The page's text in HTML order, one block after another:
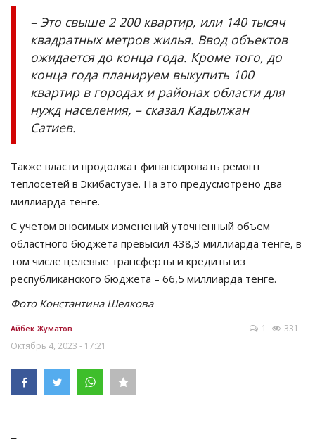
– Это свыше 2 200 квартир, или 140 тысяч
квадратных метров жилья. Ввод объектов
ожидается до конца года. Кроме того, до
конца года планируем выкупить 100
квартир в городах и районах области для
нужд населения, – сказал Кадылжан
Сатиев.
Также власти продолжат финансировать ремонт
теплосетей в Экибастузе. На это предусмотрено два
миллиарда тенге.
С учетом вносимых изменений уточненный объем
областного бюджета превысил 438,3 миллиарда тенге, в
том числе целевые трансферты и кредиты из
республиканского бюджета – 66,5 миллиарда тенге.
Фото Константина Шелкова
Айбек Жуматов
Октябрь 4, 2023 - 17:21
1 331